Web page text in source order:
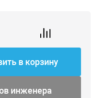
в корзину
инженера